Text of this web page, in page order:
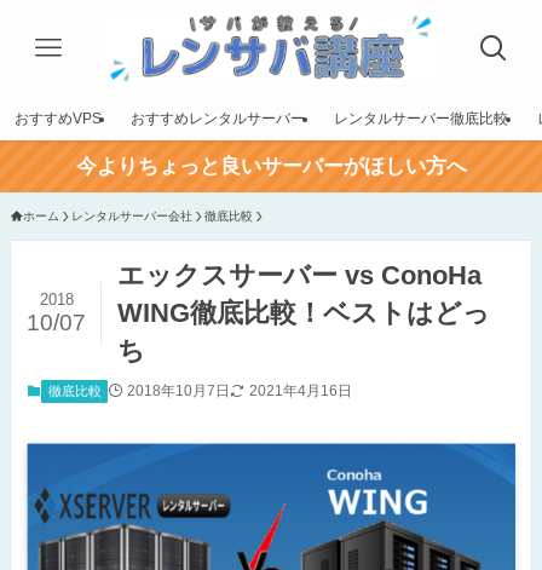
おすすめVPS おすすめレンタルサーバー レンタルサーバー徹底比較
今よりちょっと良いサーバーがほしい方へ
ホーム レンタルサーバー会社 徹底比較
エックスサーバー vs ConoHa
WING徹底比較！ベストはどっ
ち
2018
10/07
徹底比較 2018年10月7日 2021年4月16日